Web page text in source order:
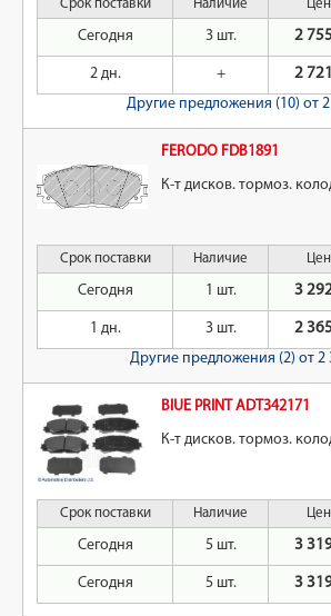
Срок поставки Наличие
Сегодня 3 шт. 2
2 дн. +
2
Другие предложения (10) от
FERODO FDB1891
К-т дисков. тормоз.
Срок поставки Наличие
Сегодня 1 шт. 3
1 дн. 3 шт.
2
Другие предложения (2) от 2
BlUE PRINT ADT342171
К-т дисков. тормоз.
Срок поставки Наличие
Сегодня 5 шт. 3
Сегодня 5 шт. 3